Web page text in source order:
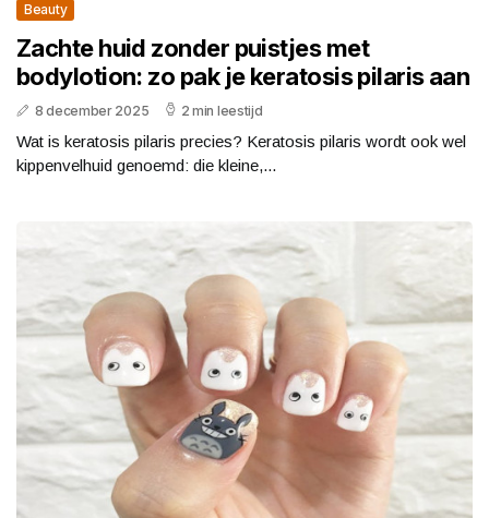
Beauty
Zachte huid zonder puistjes met
bodylotion: zo pak je keratosis pilaris aan
8 december 2025 2 min leestijd
Wat is keratosis pilaris precies? Keratosis pilaris wordt ook wel
kippenvelhuid genoemd: die kleine,...